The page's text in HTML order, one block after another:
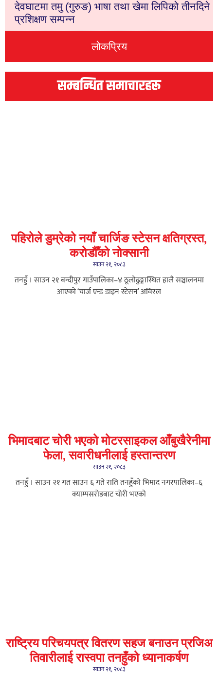
लोकप्रिय
देवघाटमा तमु (गुरुङ) भाषा तथा खेमा लिपिको तीनदिने
प्रशिक्षण सम्पन्न
सम्बन्धित समाचारहरू
पहिरोले डुम्रेको नयाँ चार्जिङ स्टेसन क्षतिग्रस्त,
करोडौँको नोक्सानी
साउन २१, २०८३
तनहुँ । साउन २१ बन्दीपुर गाउँपालिका–४ ठूलोढुङ्गास्थित हालै सञ्चालनमा
आएको ‘चार्ज एन्ड डाइन स्टेसन’ अविरल
भिमादबाट चोरी भएको मोटरसाइकल आँबुखैरेनीमा
फेला, सवारीधनीलाई हस्तान्तरण
साउन २१, २०८३
तनहुँ । साउन २१ गत साउन ६ गते राति तनहुँको भिमाद नगरपालिका–६
क्याम्पसरोडबाट चोरी भएको
राष्ट्रिय परिचयपत्र वितरण सहज बनाउन प्रजिअ
तिवारीलाई रास्वपा तनहुँको ध्यानाकर्षण
साउन २१, २०८३